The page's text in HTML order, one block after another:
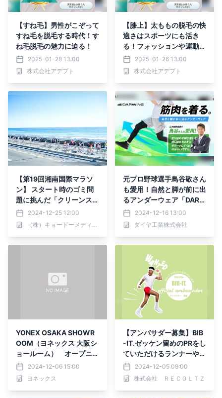
【すね毛】男性がこぞって
すね毛を脱毛する時代！す
ね毛脱毛の魅力に迫る！
2025-01-28 13:00
株式会社アデプト
【膝上】太ももの脱毛の快
適さはスポーツにも活き
る！フォッションや運動に
も役立つ膝上脱毛
2025-01-26 13:00
株式会社アデプト
【第19回湘南国際マラソ
ン】 スタート時のゴミ問
題に挑んだ「クリーンスタ
ートプラン」を初実施！
大会全体のゴミ排出量を更
に削減し、 世界に誇れる
2024-12-25 12:00
（株）キョードーメディアス
元プロ野球選手鳥谷敬さん
も愛用！自然と脚が前に出
るアンダーウェア「DAR
WING アスリート ロング
タイプ」をMakuakeにて
先行販売開始！
2024-12-16 13:00
ダイヤ工業株式会社
YONEX OSAKA SHOWR
OOM（ヨネックス 大阪シ
ョールーム） オープニン
グトークショー開催のご案
内
2024-12-06 15:00
ヨネックス
【アンバサダー募集】BIB
-IT.ゼッケン留めのPRをし
ていただけるランナーやチ
ームを募集！
2024-12-05 09:00
株式会社 ＲＥＣＯＬＴＺ